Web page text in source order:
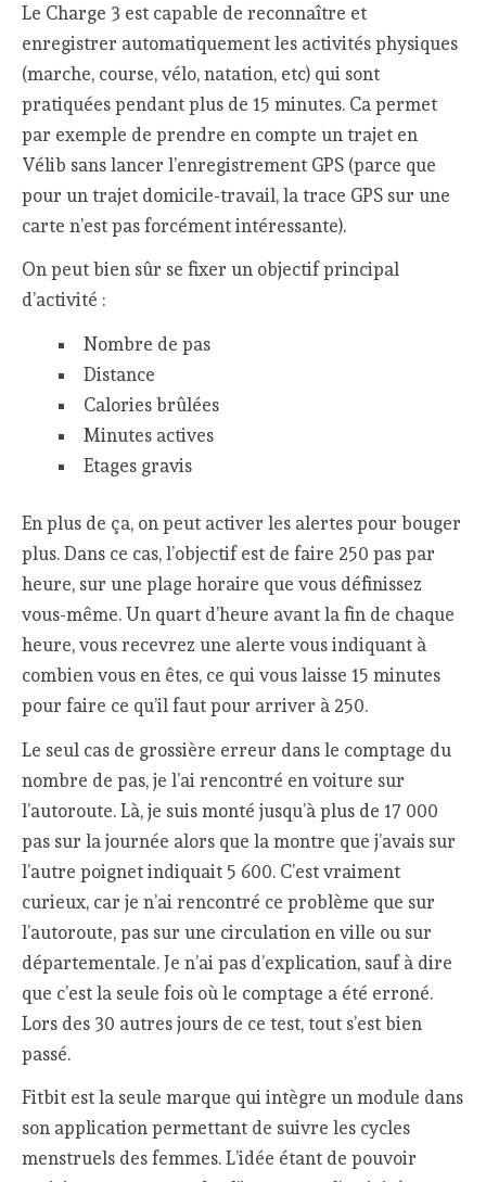
Le Charge 3 est capable de reconnaître et
enregistrer automatiquement les activités physiques
(marche, course, vélo, natation, etc) qui sont
pratiquées pendant plus de 15 minutes. Ca permet
par exemple de prendre en compte un trajet en
Vélib sans lancer l’enregistrement GPS (parce que
pour un trajet domicile-travail, la trace GPS sur une
carte n’est pas forcément intéressante).
On peut bien sûr se fixer un objectif principal
d’activité :
Nombre de pas
Distance
Calories brûlées
Minutes actives
Etages gravis
En plus de ça, on peut activer les alertes pour bouger
plus. Dans ce cas, l’objectif est de faire 250 pas par
heure, sur une plage horaire que vous définissez
vous-même. Un quart d’heure avant la fin de chaque
heure, vous recevrez une alerte vous indiquant à
combien vous en êtes, ce qui vous laisse 15 minutes
pour faire ce qu’il faut pour arriver à 250.
Le seul cas de grossière erreur dans le comptage du
nombre de pas, je l’ai rencontré en voiture sur
l’autoroute. Là, je suis monté jusqu’à plus de 17 000
pas sur la journée alors que la montre que j’avais sur
l’autre poignet indiquait 5 600. C’est vraiment
curieux, car je n’ai rencontré ce problème que sur
l’autoroute, pas sur une circulation en ville ou sur
départementale. Je n’ai pas d’explication, sauf à dire
que c’est la seule fois où le comptage a été erroné.
Lors des 30 autres jours de ce test, tout s’est bien
passé.
Fitbit est la seule marque qui intègre un module dans
son application permettant de suivre les cycles
menstruels des femmes. L’idée étant de pouvoir